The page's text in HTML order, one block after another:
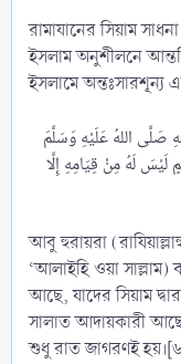
রামাযানের সিয়াম
ইসলাম অনুশীলনে
ইসলামে অন্তঃসারশূন্য
صَلَّى اللهُ عَلَيْهِ وَسَلَّمَ
لَهُ مِنْ قِيَامِهِ إِلَّا
আবু হুরায়রা
‘আলাইহি ওয়া
আছে, যাদের সিয়াম
সালাত আদায়কারী
শুধু রাত জাগরণই